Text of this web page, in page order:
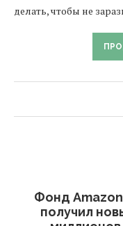
делать, чтобы не
Фонд
получил